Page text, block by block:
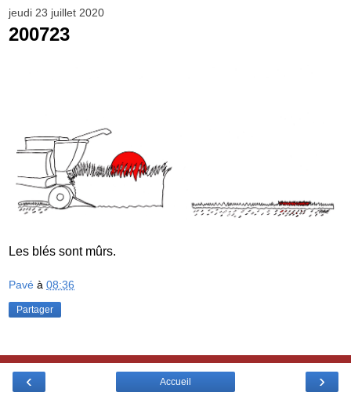
jeudi 23 juillet 2020
200723
Les blés sont mûrs.
Pavé à 08:36
Partager
‹ ›
Accueil